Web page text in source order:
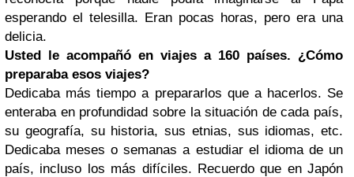
esperando el telesilla. Eran pocas horas, pero era una
delicia.
Usted le acompañó en viajes a 160 países. ¿Cómo
preparaba esos viajes?
Dedicaba más tiempo a prepararlos que a hacerlos. Se
enteraba en profundidad sobre la situación de cada país,
su geografía, su historia, sus etnias, sus idiomas, etc.
Dedicaba meses o semanas a estudiar el idioma de un
país, incluso los más difíciles. Recuerdo que en Japón